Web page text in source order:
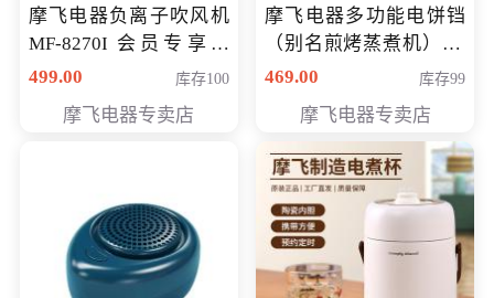
摩飞电器负离子吹风机
MF-8270I 会员专享价
369元
499.00 库存100
摩飞电器专卖店
摩飞电器多功能电饼铛
（别名煎烤蒸煮机） 型
号MF-8888B 会员专享
469.00 库存99
摩飞电器专卖店